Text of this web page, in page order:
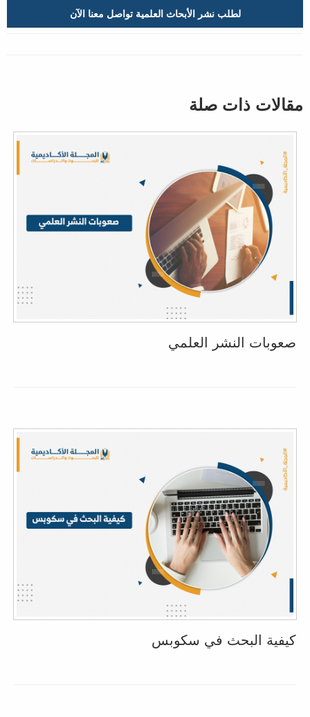
لطلب نشر الأبحاث العلمية تواصل معنا الآن
مقالات ذات صلة
صعوبات النشر العلمي
كيفية البحث في سكوبس